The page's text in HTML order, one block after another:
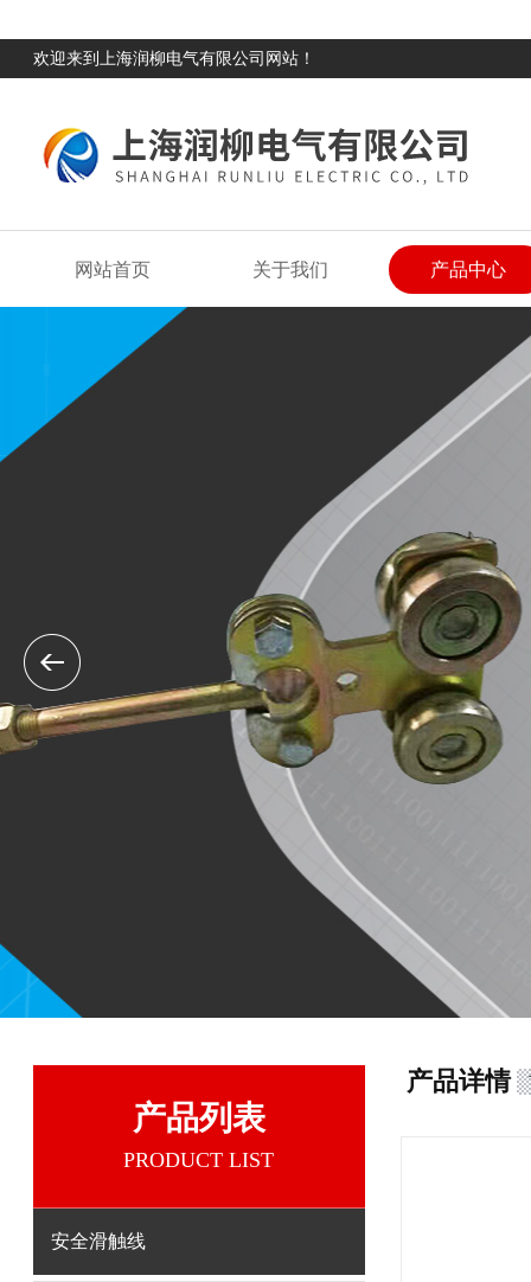
欢迎来到上海润柳电气有限公司网站！
网站首页 关于我们 产品中心
产品列表
PRODUCT LIST
安全滑触线
产品详情